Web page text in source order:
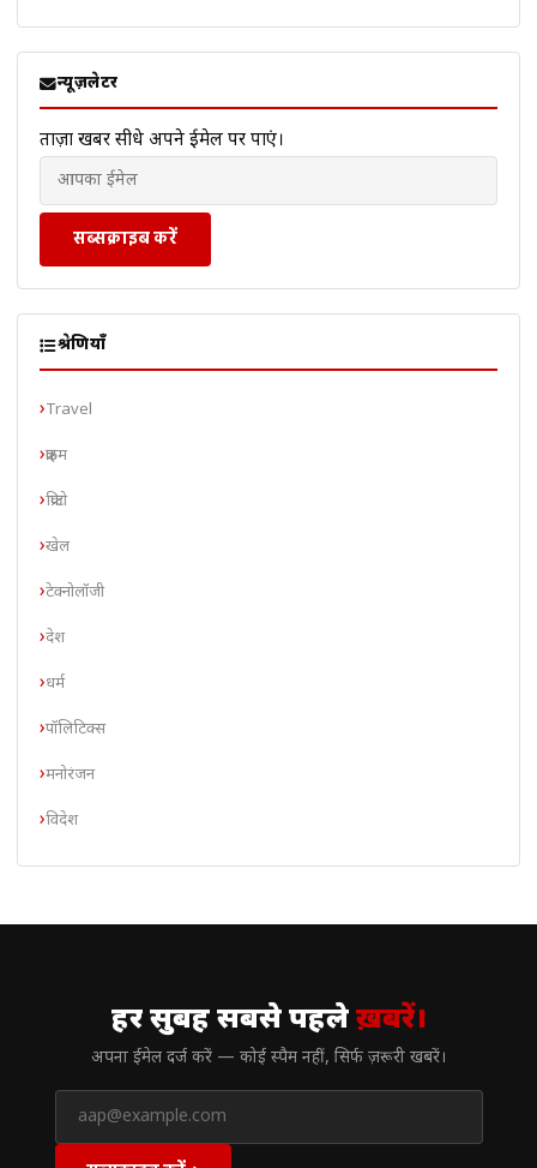
न्यूज़लेटर
ताज़ा खबरें सीधे अपने ईमेल पर पाएं।
सब्सक्राइब करें
श्रेणियाँ
Travel
क्राइम
क्रिप्टो
खेल
टेक्नोलॉजी
देश
धर्म
पॉलिटिक्स
मनोरंजन
विदेश
हर सुबह सबसे पहलेख़बरें।
अपना ईमेल दर्ज करें — कोई स्पैम नहीं, सिर्फ ज़रूरी खबरें।